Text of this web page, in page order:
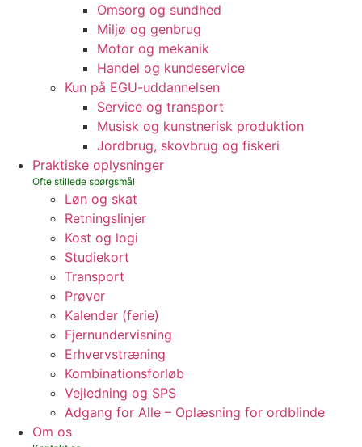
Omsorg og sundhed
Miljø og genbrug
Motor og mekanik
Handel og kundeservice
Kun på EGU-uddannelsen
Service og transport
Musisk og kunstnerisk produktion
Jordbrug, skovbrug og fiskeri
Praktiske oplysninger
Løn og skat
Retningslinjer
Kost og logi
Studiekort
Transport
Prøver
Kalender (ferie)
Fjernundervisning
Erhvervstræning
Kombinationsforløb
Vejledning og SPS
Adgang for Alle – Oplæsning for ordblinde
Om os